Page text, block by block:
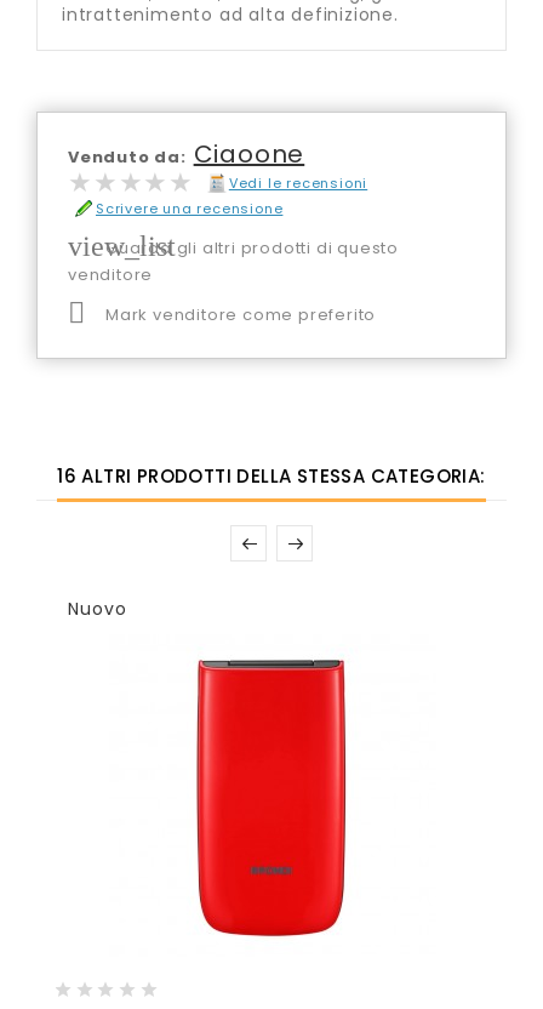
intrattenimento ad alta definizione.
Venduto da: Ciaoone
★★★★★
★★★★★
Vedi le recensioni
Scrivere una recensione
view_list
Guarda gli altri prodotti di questo
venditore
 Mark venditore come preferito
16 ALTRI PRODOTTI DELLA STESSA CATEGORIA:
Nuovo